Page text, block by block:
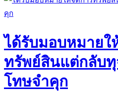
ได้รับมอบหมายใ
ทรัพย์สินแต่กลับ
โทษจำคุก